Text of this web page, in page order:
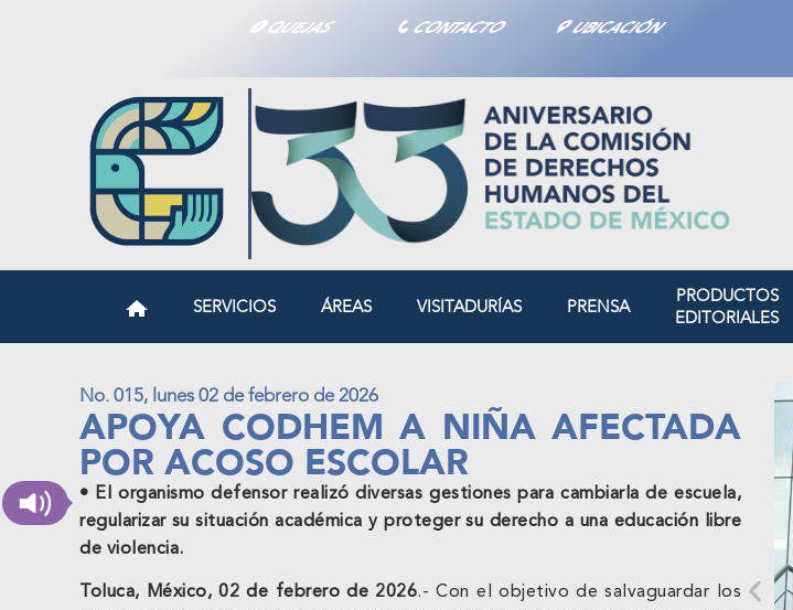
QUEJAS CONTACTO UBICACIÓN
SERVICIOS ÁREAS VISITADURÍAS PRENSA
PRODUCTOS
EDITORIALES
No. 015, lunes 02 de febrero de 2026
APOYA CODHEM A NIÑA AFECTADA
POR ACOSO ESCOLAR
• El organismo defensor realizó diversas gestiones para cambiarla de escuela,
regularizar su situación académica y proteger su derecho a una educación libre
de violencia.
Toluca, México, 02 de febrero de 2026.- Con el objetivo de salvaguardar los